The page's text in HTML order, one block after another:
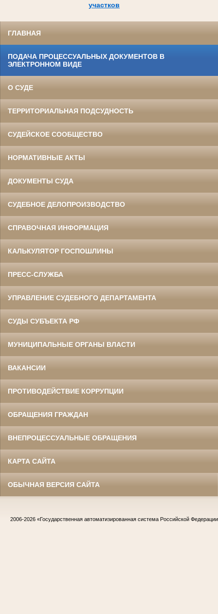
участков
ГЛАВНАЯ
ПОДАЧА ПРОЦЕССУАЛЬНЫХ ДОКУМЕНТОВ В
ЭЛЕКТРОННОМ ВИДЕ
О СУДЕ
ТЕРРИТОРИАЛЬНАЯ ПОДСУДНОСТЬ
СУДЕЙСКОЕ СООБЩЕСТВО
НОРМАТИВНЫЕ АКТЫ
ДОКУМЕНТЫ СУДА
СУДЕБНОЕ ДЕЛОПРОИЗВОДСТВО
СПРАВОЧНАЯ ИНФОРМАЦИЯ
КАЛЬКУЛЯТОР ГОСПОШЛИНЫ
ПРЕСС-СЛУЖБА
УПРАВЛЕНИЕ СУДЕБНОГО ДЕПАРТАМЕНТА
СУДЫ СУБЪЕКТА РФ
МУНИЦИПАЛЬНЫЕ ОРГАНЫ ВЛАСТИ
ВАКАНСИИ
ПРОТИВОДЕЙСТВИЕ КОРРУПЦИИ
ОБРАЩЕНИЯ ГРАЖДАН
ВНЕПРОЦЕССУАЛЬНЫЕ ОБРАЩЕНИЯ
КАРТА САЙТА
ОБЫЧНАЯ ВЕРСИЯ САЙТА
2006-2026 «Государственная автоматизированная система Российской